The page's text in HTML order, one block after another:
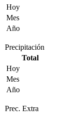
Hoy
Mes
Año
Precipitación
Total
Hoy
Mes
Año
Prec. Extra